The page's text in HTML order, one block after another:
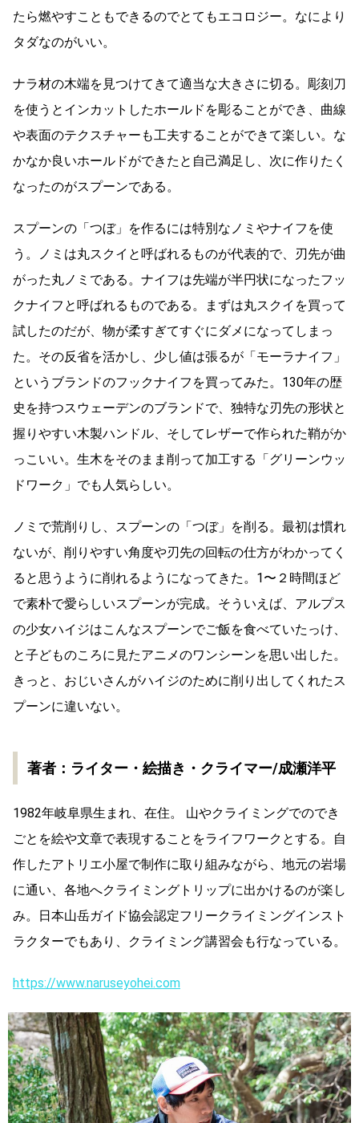
たら燃やすこともできるのでとてもエコロジー。なにより
タダなのがいい。
ナラ材の木端を見つけてきて適当な大きさに切る。彫刻刀
を使うとインカットしたホールドを彫ることができ、曲線
や表面のテクスチャーも工夫することができて楽しい。な
かなか良いホールドができたと自己満足し、次に作りたく
なったのがスプーンである。
スプーンの「つぼ」を作るには特別なノミやナイフを使
う。ノミは丸スクイと呼ばれるものが代表的で、刃先が曲
がった丸ノミである。ナイフは先端が半円状になったフッ
クナイフと呼ばれるものである。まずは丸スクイを買って
試したのだが、物が柔すぎてすぐにダメになってしまっ
た。その反省を活かし、少し値は張るが「モーラナイフ」
というブランドのフックナイフを買ってみた。130年の歴
史を持つスウェーデンのブランドで、独特な刃先の形状と
握りやすい木製ハンドル、そしてレザーで作られた鞘がか
っこいい。生木をそのまま削って加工する「グリーンウッ
ドワーク」でも人気らしい。
ノミで荒削りし、スプーンの「つぼ」を削る。最初は慣れ
ないが、削りやすい角度や刃先の回転の仕方がわかってく
ると思うように削れるようになってきた。1〜２時間ほど
で素朴で愛らしいスプーンが完成。そういえば、アルプス
の少女ハイジはこんなスプーンでご飯を食べていたっけ、
と子どものころに見たアニメのワンシーンを思い出した。
きっと、おじいさんがハイジのために削り出してくれたス
プーンに違いない。
著者：ライター・絵描き・クライマー/成瀬洋平
1982年岐阜県生まれ、在住。 山やクライミングでのでき
ごとを絵や文章で表現することをライフワークとする。自
作したアトリエ小屋で制作に取り組みながら、地元の岩場
に通い、各地へクライミングトリップに出かけるのが楽し
み。日本山岳ガイド協会認定フリークライミングインスト
ラクターでもあり、クライミング講習会も行なっている。
https://www.naruseyohei.com